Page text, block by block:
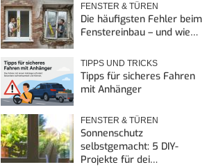
FENSTER & TÜREN
Die häufigsten Fehler beim
Fenstereinbau – und wie…
TIPPS UND TRICKS
Tipps für sicheres Fahren
mit Anhänger
FENSTER & TÜREN
Sonnenschutz
selbstgemacht: 5 DIY-
Projekte für dei…